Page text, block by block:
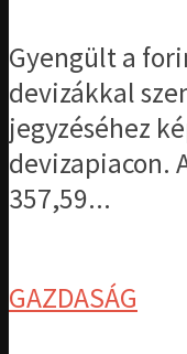
Gyengült a
devizákkal
jegyzéséhez
devizapiacon.
357,59...
GAZDASÁG